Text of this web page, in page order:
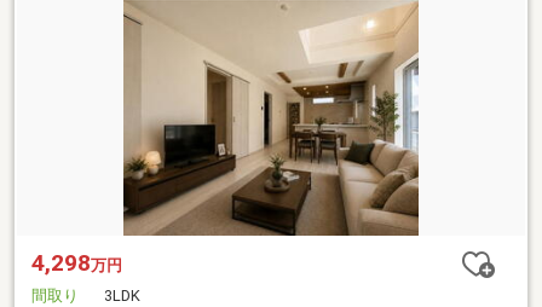
4,298万円
間取り
3LDK